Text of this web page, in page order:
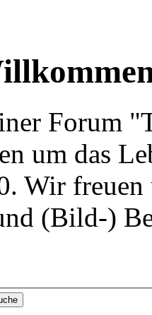
Forum
um das
Wir freuen
(Bild-)